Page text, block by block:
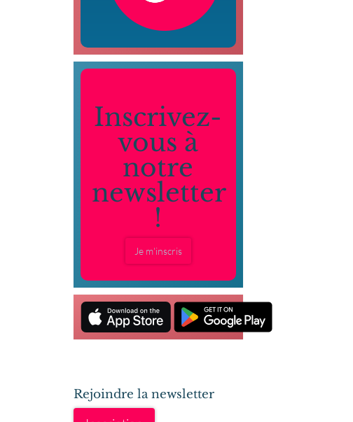
Inscrivez-
vous à
notre
newsletter
!
Je m'inscris
Rejoindre la newsletter